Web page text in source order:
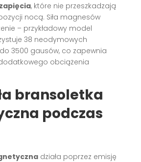
, które nie przeszkadzają
nocą. Siła magnesów
– przykładowy model
38 neodymowych
3500 gausów, co zapewnia
obciążenia
bransoletka
podczas
działa poprzez emisję